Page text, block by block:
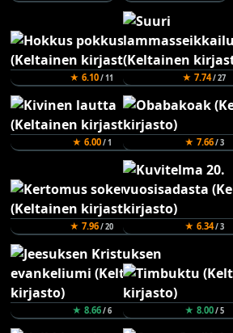
★ 6.10/ 11 ★ 7.74/ 27
★ 6.00/ 1 ★ 7.66/ 3
★ 7.96/ 20 ★ 6.34/ 3
★ 8.66/ 6 ★ 8.00/ 5